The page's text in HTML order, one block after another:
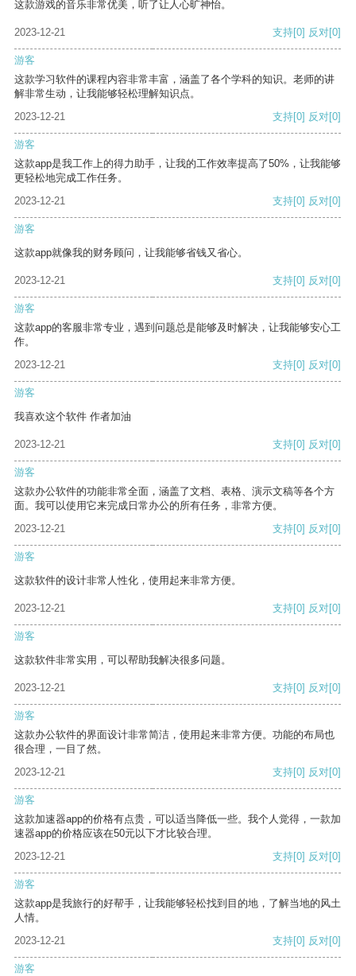
这款游戏的音乐非常优美，听了让人心旷神怡。
2023-12-21 支持[0] 反对[0]
游客
这款学习软件的课程内容非常丰富，涵盖了各个学科的知识。老师的讲
解非常生动，让我能够轻松理解知识点。
2023-12-21
支持[0] 反对[0]
游客
这款app是我工作上的得力助手，让我的工作效率提高了50%，让我能够
更轻松地完成工作任务。
2023-12-21
支持[0] 反对[0]
游客
这款app就像我的财务顾问，让我能够省钱又省心。
2023-12-21 支持[0] 反对[0]
游客
这款app的客服非常专业，遇到问题总是能够及时解决，让我能够安心工
作。
2023-12-21
支持[0] 反对[0]
游客
我喜欢这个软件 作者加油
2023-12-21 支持[0] 反对[0]
游客
这款办公软件的功能非常全面，涵盖了文档、表格、演示文稿等各个方
面。我可以使用它来完成日常办公的所有任务，非常方便。
2023-12-21
支持[0] 反对[0]
游客
这款软件的设计非常人性化，使用起来非常方便。
2023-12-21 支持[0] 反对[0]
游客
这款软件非常实用，可以帮助我解决很多问题。
2023-12-21 支持[0] 反对[0]
游客
这款办公软件的界面设计非常简洁，使用起来非常方便。功能的布局也
很合理，一目了然。
2023-12-21
支持[0] 反对[0]
游客
这款加速器app的价格有点贵，可以适当降低一些。我个人觉得，一款加
速器app的价格应该在50元以下才比较合理。
2023-12-21
支持[0] 反对[0]
游客
这款app是我旅行的好帮手，让我能够轻松找到目的地，了解当地的风土
人情。
2023-12-21
支持[0] 反对[0]
游客